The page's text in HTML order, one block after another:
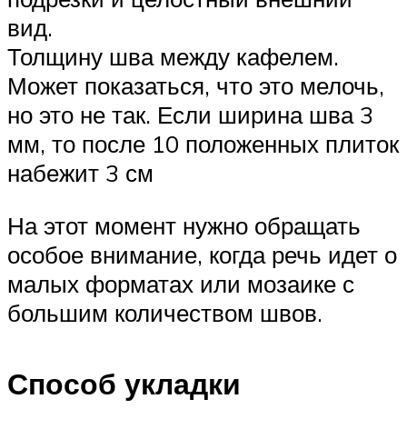
вид.
Толщину шва между кафелем.
Может показаться, что это мелочь,
но это не так. Если ширина шва 3
мм, то после 10 положенных плиток
набежит 3 см
На этот момент нужно обращать
особое внимание, когда речь идет о
малых форматах или мозаике с
большим количеством швов.
Способ укладки